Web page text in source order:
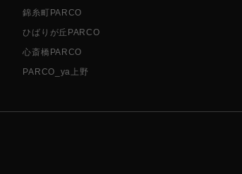
錦糸町PARCO
ひばりが丘PARCO
心斎橋PARCO
PARCO_ya上野